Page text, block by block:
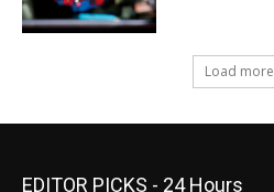
Load more
EDITOR PICKS - 24 Hours